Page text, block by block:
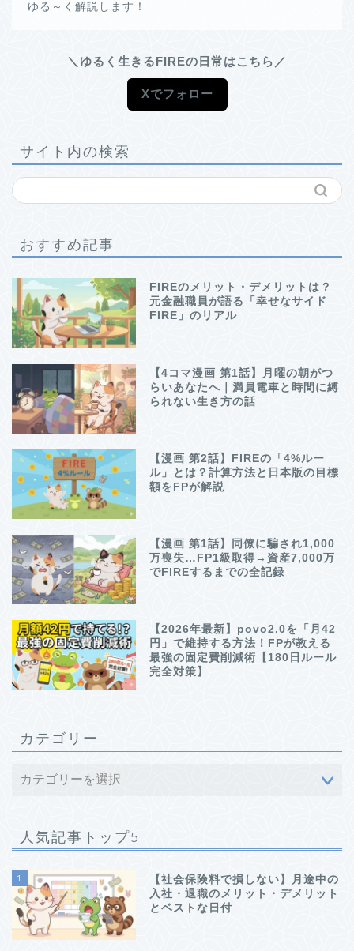
ゆる～く解説します！
＼ゆるく生きるFIREの日常はこちら／
Xでフォロー
サイト内の検索
おすすめ記事
FIREのメリット・デメリットは？
元金融職員が語る「幸せなサイド
FIRE」のリアル
【4コマ漫画 第1話】月曜の朝がつ
らいあなたへ｜満員電車と時間に縛
られない生き方の話
【漫画 第2話】FIREの「4%ルー
ル」とは？計算方法と日本版の目標
額をFPが解説
【漫画 第1話】同僚に騙され1,000
万喪失…FP1級取得→資産7,000万
でFIREするまでの全記録
【2026年最新】povo2.0を「月42
円」で維持する方法！FPが教える
最強の固定費削減術【180日ルール
完全対策】
カテゴリー
人気記事トップ5
1
【社会保険料で損しない】月途中の
入社・退職のメリット・デメリット
とベストな日付